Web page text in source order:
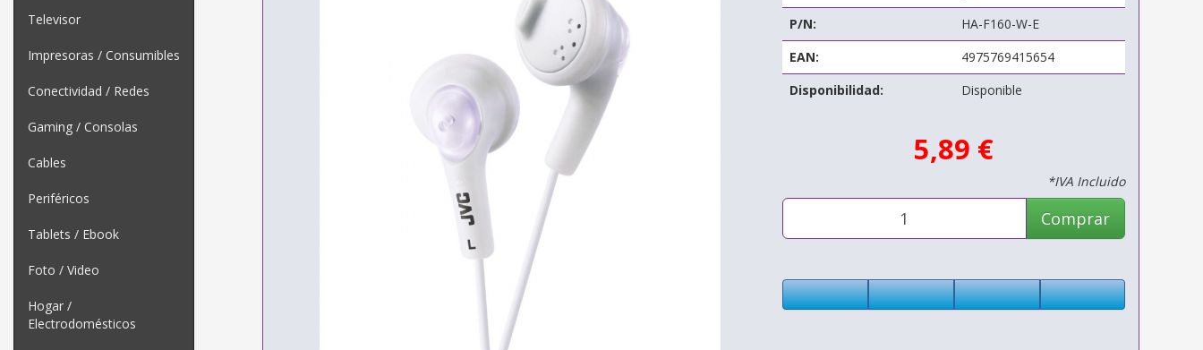
Televisor
Impresoras / Consumibles
Conectividad / Redes
Gaming / Consolas
Cables
Periféricos
Tablets / Ebook
Foto / Video
Hogar /
Electrodomésticos
P/N:
HA-F160-W-E
EAN:
4975769415654
Disponibilidad:
Disponible
5,89 €
*IVA Incluido
Comprar